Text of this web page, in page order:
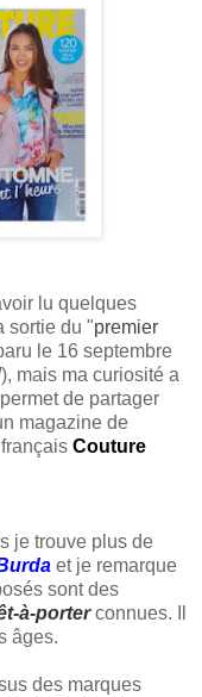
lu quelques
sortie du "premier
le 16 septembre
), mais ma curiosité a
de partager
magazine de
Couture
je trouve plus de
et je remarque
sont des
à-porterconnues. Il
âges.
des marques